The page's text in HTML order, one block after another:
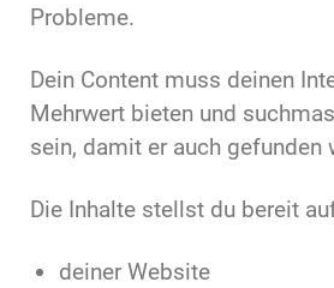
Probleme.
Dein Content muss deinen
Mehrwert bieten und
sein, damit er auch gefunden
Die Inhalte stellst du bereit
deiner Website